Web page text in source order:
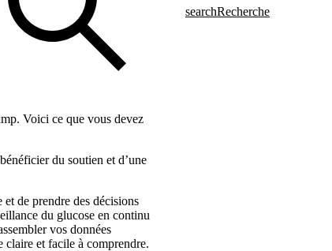
searchRecherche
Voici ce que vous devez
du soutien et d’une
de prendre des décisions
du glucose en continu
vos données
claire et facile à comprendre.